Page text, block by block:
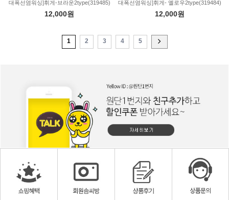
대폭선염워싱]휘게-브라운2type(319485)
12,000원
대폭선염워싱]휘게- 옐로우2type(319484)
12,000원
1 2 3 4 5